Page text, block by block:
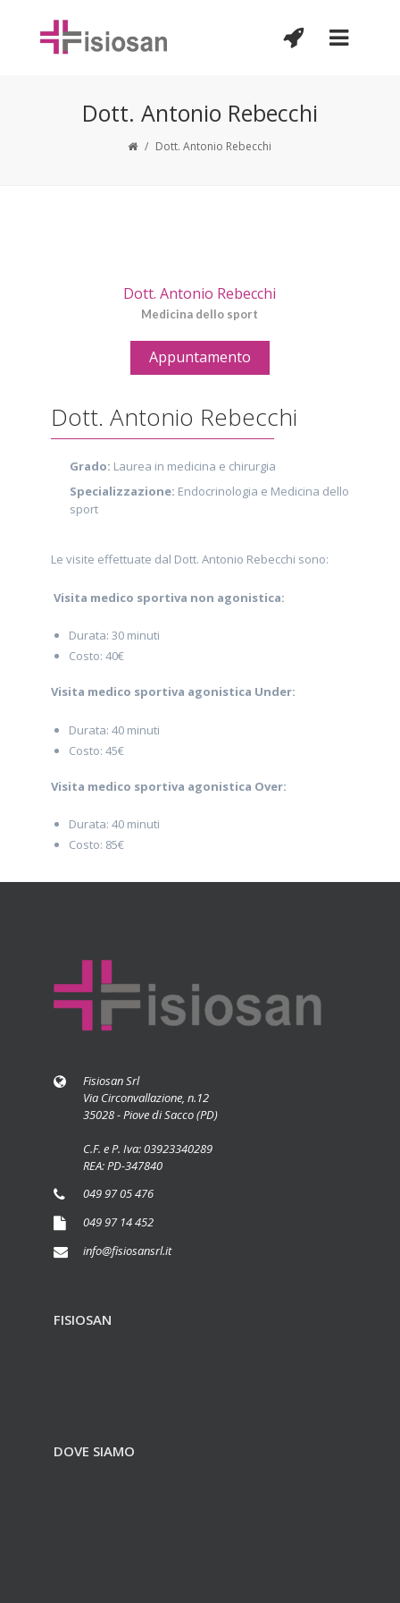
Dott. Antonio Rebecchi
/ Dott. Antonio Rebecchi
Dott. Antonio Rebecchi
Medicina dello sport
Appuntamento
Dott. Antonio Rebecchi
Grado: Laurea in medicina e chirurgia
Specializzazione: Endocrinologia e Medicina dello
sport
Le visite effettuate dal Dott. Antonio Rebecchi sono:
Visita medico sportiva non agonistica:
Durata: 30 minuti
Costo: 40€
Visita medico sportiva agonistica Under:
Durata: 40 minuti
Costo: 45€
Visita medico sportiva agonistica Over:
Durata: 40 minuti
Costo: 85€
Fisiosan Srl
Via Circonvallazione, n.12
35028 - Piove di Sacco (PD)
C.F. e P. Iva: 03923340289
REA: PD-347840
049 97 05 476
049 97 14 452
info@fisiosansrl.it
FISIOSAN
DOVE SIAMO